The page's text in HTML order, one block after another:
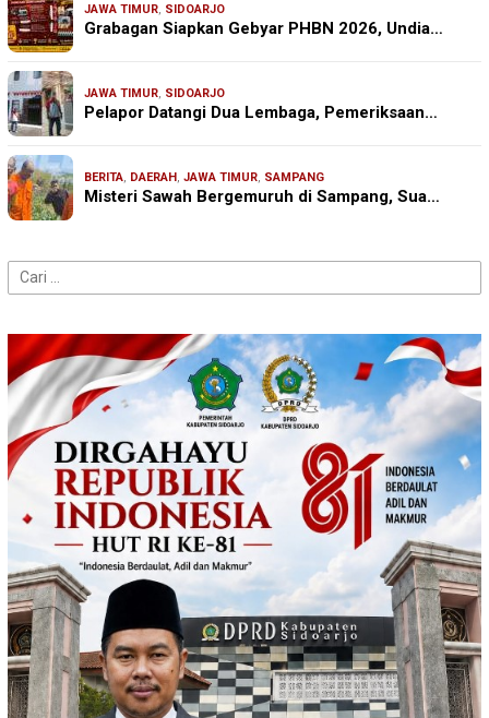
JAWA TIMUR, SIDOARJO
Grabagan Siapkan Gebyar PHBN 2026, Undia…
JAWA TIMUR, SIDOARJO
Pelapor Datangi Dua Lembaga, Pemeriksaan…
BERITA, DAERAH, JAWA TIMUR, SAMPANG
Misteri Sawah Bergemuruh di Sampang, Sua…
Cari
untuk: